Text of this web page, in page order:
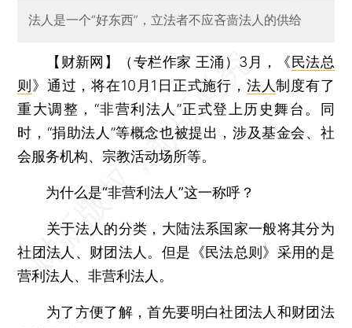
法人是一个“好东西”，立法者不应吝啬法人的供给
【财新网】（专栏作家 王涌） 3月，《民法总
则 》通过，将在10月1日正式施行， 法人制度有了
重大调整，“非营利法人”正式登上历史舞台。同
时，“捐助法人”等概念也被提出，涉及基金会、社
会服务机构、宗教活动场所等。
为什么是“非营利法人”这一称呼？
关于法人的分类，大陆法系国家一般将其分为
社团法人、财团法人。但是《民法总则》采用的是
营利法人、非营利法人。
为了方便了解，首先要明白社团法人和财团法